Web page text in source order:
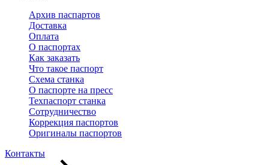
Архив паспартов
Доставка
Оплата
О паспортах
Как заказать
Что такое паспорт
Схема станка
О паспорте на пресс
Техпаспорт станка
Сотрудничество
Коррекция паспортов
Оригиналы паспортов
Контакты